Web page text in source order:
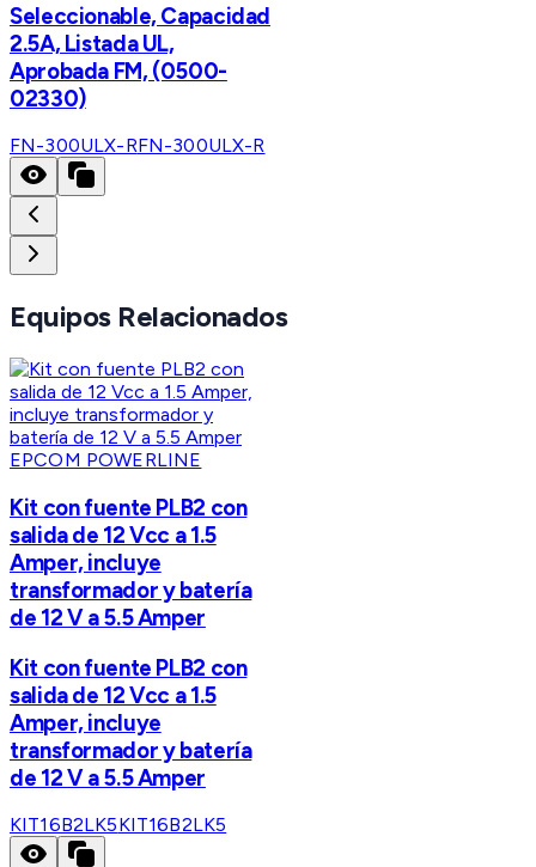
Seleccionable, Capacidad
2.5A, Listada UL,
Aprobada FM, (0500-
02330)
FN-300ULX-RFN-300ULX-R
Equipos Relacionados
EPCOM POWERLINE
Kit con fuente PLB2 con
salida de 12 Vcc a 1.5
Amper, incluye
transformador y batería
de 12 V a 5.5 Amper
Kit con fuente PLB2 con
salida de 12 Vcc a 1.5
Amper, incluye
transformador y batería
de 12 V a 5.5 Amper
KIT16B2LK5KIT16B2LK5